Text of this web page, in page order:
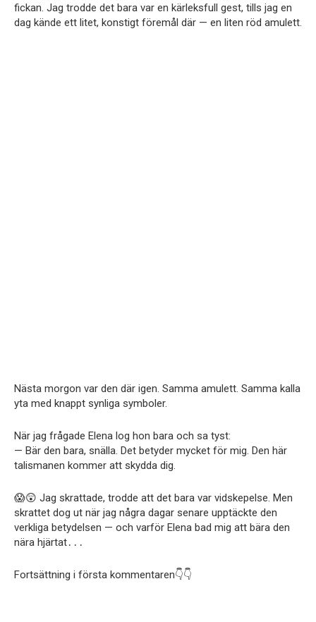
fickan. Jag trodde det bara var en kärleksfull gest, tills jag en
dag kände ett litet, konstigt föremål där — en liten röd amulett.
Nästa morgon var den där igen. Samma amulett. Samma kalla
yta med knappt synliga symboler.
När jag frågade Elena log hon bara och sa tyst:
— Bär den bara, snälla. Det betyder mycket för mig. Den här
talismanen kommer att skydda dig.
😱😲 Jag skrattade, trodde att det bara var vidskepelse. Men
skrattet dog ut när jag några dagar senare upptäckte den
verkliga betydelsen — och varför Elena bad mig att bära den
nära hjärtat․․․
Fortsättning i första kommentaren👇👇